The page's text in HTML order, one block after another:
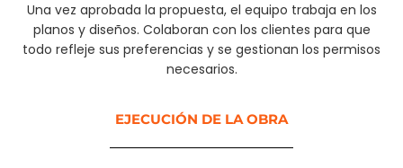
Una vez aprobada la propuesta, el equipo trabaja en los
planos y diseños. Colaboran con los clientes para que
todo refleje sus preferencias y se gestionan los permisos
necesarios.
EJECUCIÓN DE LA OBRA